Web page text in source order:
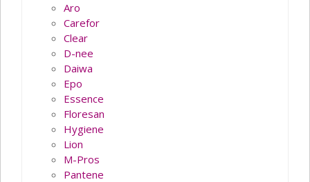
Aro
Carefor
Clear
D-nee
Daiwa
Epo
Essence
Floresan
Hygiene
Lion
M-Pros
Pantene